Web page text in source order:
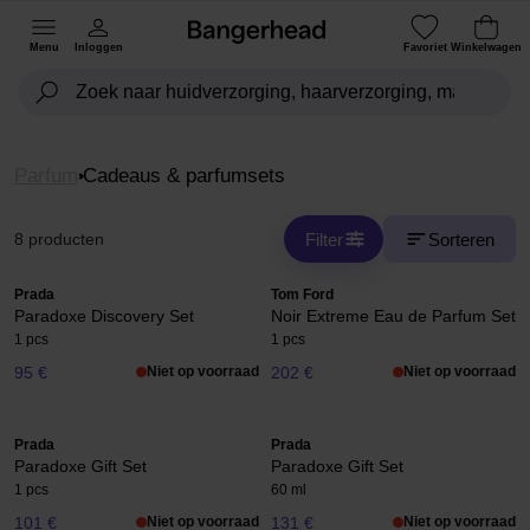
Menu Inloggen Favoriet Winkelwagen
Cadeaus & parfumsets
8 producten Filter Sorteren
Prada
Paradoxe Discovery Set
1 pcs
95 € Niet op voorraad
Tom Ford
Noir Extreme Eau de Parfum Set
1 pcs
202 € Niet op voorraad
Prada
Paradoxe Gift Set
1 pcs
101 € Niet op voorraad
Prada
Paradoxe Gift Set
60 ml
131 € Niet op voorraad